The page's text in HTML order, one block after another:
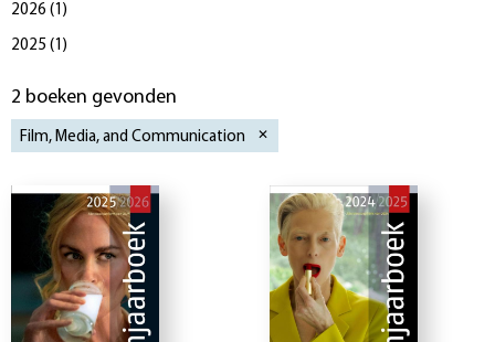
2026 (1 )
2025 (1 )
2 boeken gevonden
Film, Media, and Communication